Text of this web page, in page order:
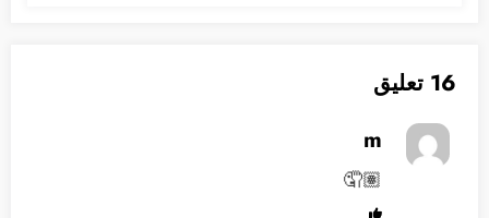
16 تعليق
m
🤦🏽